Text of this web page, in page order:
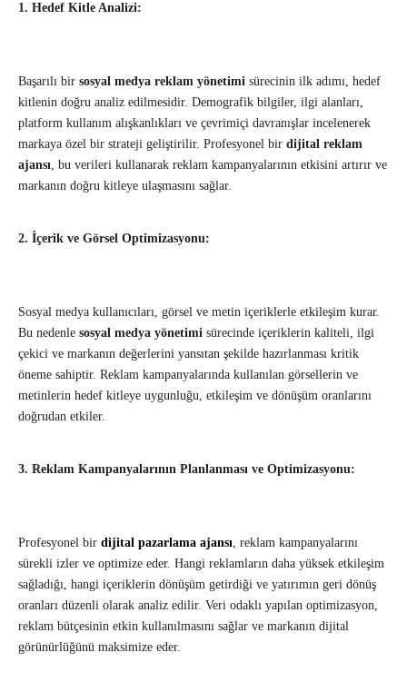
1. Hedef Kitle Analizi:
Başarılı bir sosyal medya reklam yönetimi sürecinin ilk adımı, hedef
kitlenin doğru analiz edilmesidir. Demografik bilgiler, ilgi alanları,
platform kullanım alışkanlıkları ve çevrimiçi davranışlar incelenerek
markaya özel bir strateji geliştirilir. Profesyonel bir dijital reklam
ajansı, bu verileri kullanarak reklam kampanyalarının etkisini artırır ve
markanın doğru kitleye ulaşmasını sağlar.
2. İçerik ve Görsel Optimizasyonu:
Sosyal medya kullanıcıları, görsel ve metin içeriklerle etkileşim kurar.
Bu nedenle sosyal medya yönetimi sürecinde içeriklerin kaliteli, ilgi
çekici ve markanın değerlerini yansıtan şekilde hazırlanması kritik
öneme sahiptir. Reklam kampanyalarında kullanılan görsellerin ve
metinlerin hedef kitleye uygunluğu, etkileşim ve dönüşüm oranlarını
doğrudan etkiler.
3. Reklam Kampanyalarının Planlanması ve Optimizasyonu:
Profesyonel bir dijital pazarlama ajansı, reklam kampanyalarını
sürekli izler ve optimize eder. Hangi reklamların daha yüksek etkileşim
sağladığı, hangi içeriklerin dönüşüm getirdiği ve yatırımın geri dönüş
oranları düzenli olarak analiz edilir. Veri odaklı yapılan optimizasyon,
reklam bütçesinin etkin kullanılmasını sağlar ve markanın dijital
görünürlüğünü maksimize eder.